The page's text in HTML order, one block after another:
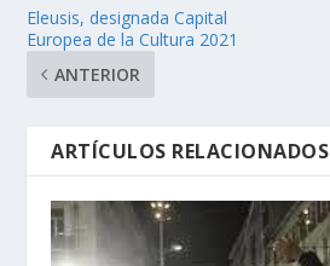
Eleusis, designada Capital
Europea de la Cultura 2021
ANTERIOR
ARTÍCULOS RELACIONADOS